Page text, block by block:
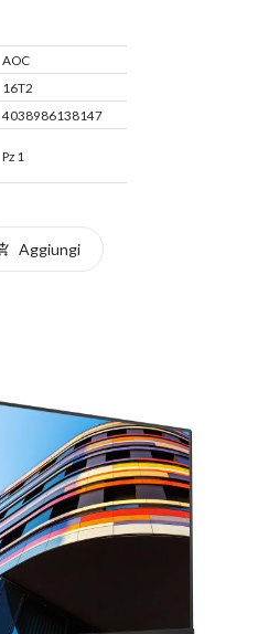
AOC
16T2
4038986138147
Pz 1
Aggiungi